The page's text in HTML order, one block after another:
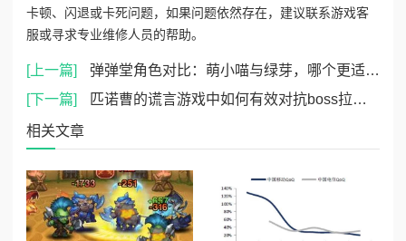
卡顿、闪退或卡死问题，如果问题依然存在，建议联系游戏客
服或寻求专业维修人员的帮助。
[上一篇]
弹弹堂角色对比：萌小喵与绿芽，哪个更适合你的游戏风格？
[下一篇]
匹诺曹的谎言游戏中如何有效对抗boss拉克西娅的策略
相关文章